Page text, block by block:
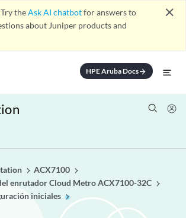
Try theAsk AI chatbotfor answers to
about Juniper products and
close
HPE Aruba Docsarrow_forward
ACX7100
enrutador Cloud Metro ACX7100-32C
iniciales